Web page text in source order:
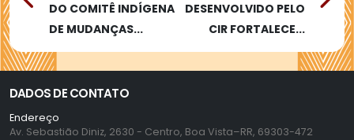
DO COMITÊ INDÍGENA
DE MUDANÇAS...
DESENVOLVIDO PELO
CIR FORTALECE...
DADOS DE CONTATO
Endereço
Av. Sebastião Diniz, 2630 - Centro, Boa Vista–RR, 69303-472